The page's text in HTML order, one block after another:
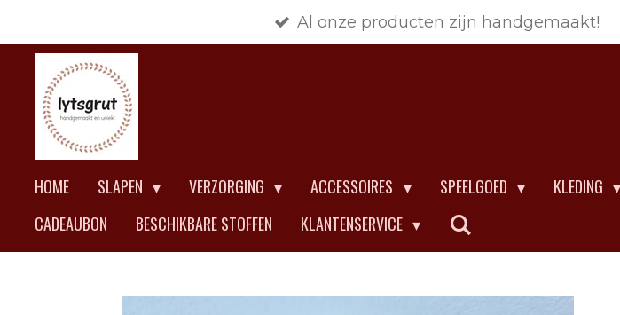
direct
hoofdinhoud
Al onze producten zijn handgemaakt!
HOME SLAPEN VERZORGING ACCESSOIRES SPEELGOED KLEDING
CADEAUBON
BESCHIKBARE STOFFEN KLANTENSERVICE